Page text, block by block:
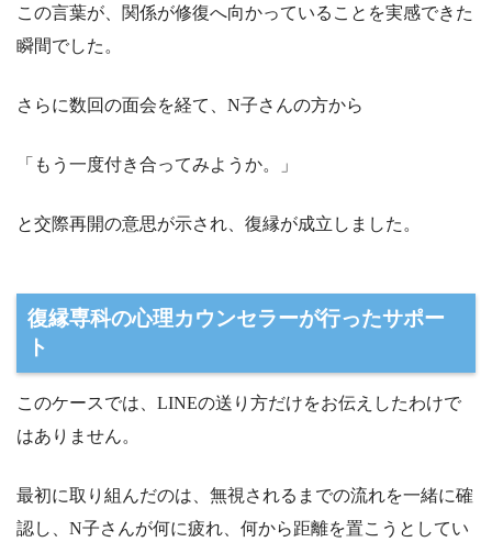
この言葉が、関係が修復へ向かっていることを実感できた
瞬間でした。
さらに数回の面会を経て、N子さんの方から
「もう一度付き合ってみようか。」
と交際再開の意思が示され、復縁が成立しました。
復縁専科の心理カウンセラーが行ったサポー
ト
このケースでは、LINEの送り方だけをお伝えしたわけで
はありません。
最初に取り組んだのは、無視されるまでの流れを一緒に確
認し、N子さんが何に疲れ、何から距離を置こうとしてい